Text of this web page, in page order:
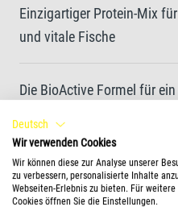
Einzigartiger Protein-Mix
und vitale Fische
Die BioActive Formel für
Einzigartige Rezeptur und
Farbstoffe und zugesetzte
für optimales Wachstum
Deutsch
Wir verwenden Cookies
Wir können diese zur Analyse unserer
zu verbessern, personalisierte Inhalte
Webseiten-Erlebnis zu bieten. Für
Cookies öffnen Sie die Einstellungen.